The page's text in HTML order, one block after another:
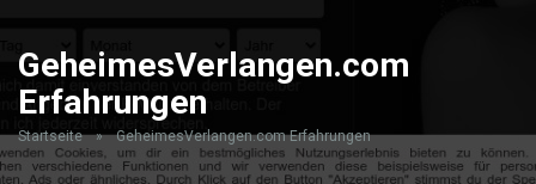
GeheimesVerlangen.com
Erfahrungen
Startseite » GeheimesVerlangen.com Erfahrungen